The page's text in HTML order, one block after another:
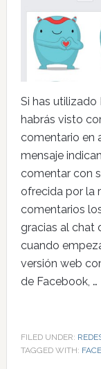
Si has utilizado
habrás visto
comentario en
mensaje
comentar con
ofrecida por la
comentarios
gracias al chat
cuando
versión web
de Facebook, …
FILED UNDER:
TAGGED WITH: